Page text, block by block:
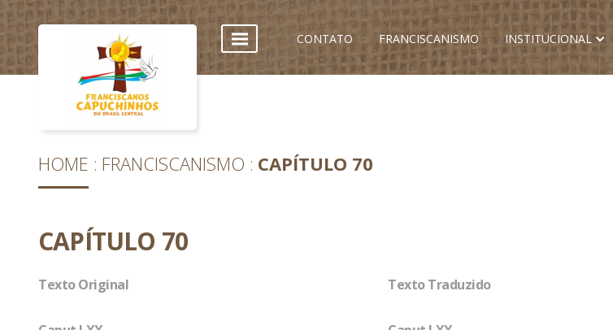
CONTATO FRANCISCANISMO INSTITUCIONAL
HOME FRANCISCANISMO CAPÍTULO 70
CAPÍTULO 70
Texto Original Texto Traduzido